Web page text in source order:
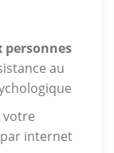
personnes
au
internet